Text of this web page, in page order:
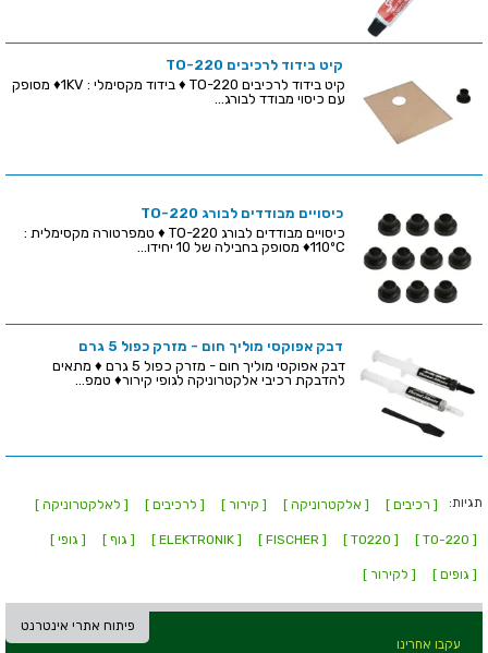
קיט בידוד לרכיבים TO-220
קיט בידוד לרכיבים TO-220 ♦ בידוד מקסימלי : 1KV♦ מסופק
עם כיסוי מבודד לבורג...
כיסויים מבודדים לבורג TO-220
כיסויים מבודדים לבורג TO-220 ♦ טמפרטורה מקסימלית :
110ºC♦ מסופק בחבילה של 10 יחידו...
דבק אפוקסי מוליך חום - מזרק כפול 5 גרם
דבק אפוקסי מוליך חום - מזרק כפול 5 גרם ♦ מתאים
להדבקת רכיבי אלקטרוניקה לגופי קירור♦ טמפ...
תגיות: [ רכיבים ] [ אלקטרוניקה ] [ קירור ] [ לרכיבים ] [ לאלקטרוניקה ]
[ TO-220 ]
[ TO220 ]
[ FISCHER ]
[ ELEKTRONIK ] [ גוף ] [ גופי ]
[ גופים ] [ לקירור ]
פיתוח אתרי אינטרנט
עקבו אחרינו